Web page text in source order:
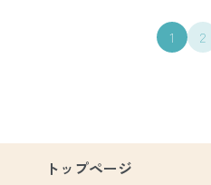
1 2
トップページ